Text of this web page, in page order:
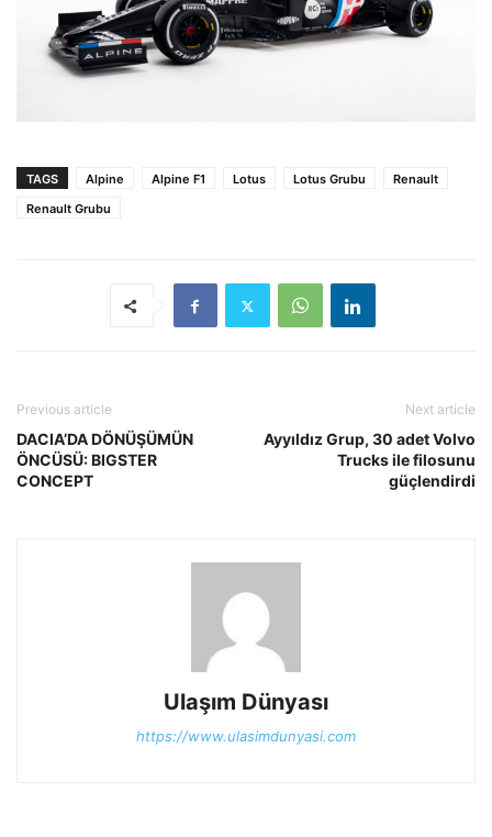
TAGS Alpine Alpine F1 Lotus Lotus Grubu
Renault
Renault Grubu
Previous article
DACIA’DA DÖNÜŞÜMÜN
ÖNCÜSÜ: BIGSTER
CONCEPT
Next article
Ayyıldız Grup, 30 adet Volvo
Trucks ile filosunu
güçlendirdi
Ulaşım Dünyası
https://www.ulasimdunyasi.com